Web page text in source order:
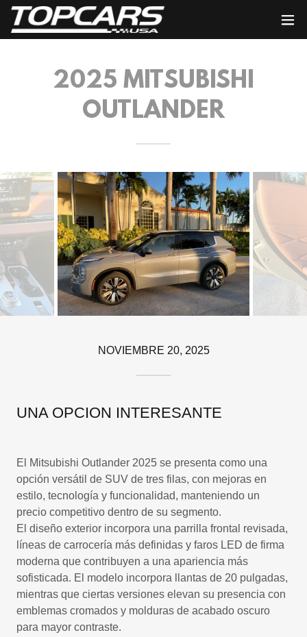
2025 MITSUBISHI
OUTLANDER
NOVIEMBRE 20, 2025
UNA OPCION INTERESANTE
El Mitsubishi Outlander 2025 se presenta como una
opción versátil de SUV de tres filas, con mejoras en
estilo, tecnología y funcionalidad, manteniendo un
precio competitivo dentro de su segmento.
El diseño exterior incorpora una parrilla frontal revisada,
líneas de carrocería más definidas y faros LED de firma
moderna que contribuyen a una apariencia más
sofisticada. El modelo incorpora llantas de 20 pulgadas,
mientras que ciertas versiones elevan su presencia con
emblemas cromados y molduras de acabado oscuro
para mayor contraste.